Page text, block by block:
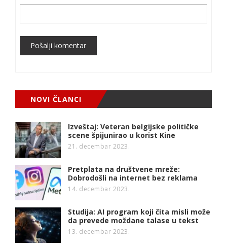
Pošalji komentar
NOVI ČLANCI
Izveštaj: Veteran belgijske političke
scene špijunirao u korist Kine
21. decembar 2023.
Pretplata na društvene mreže:
Dobrodošli na internet bez reklama
14. decembar 2023.
Studija: AI program koji čita misli može
da prevede moždane talase u tekst
13. decembar 2023.